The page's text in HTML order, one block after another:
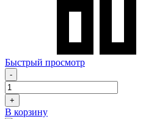
Быстрый просмотр
-
+
В корзину